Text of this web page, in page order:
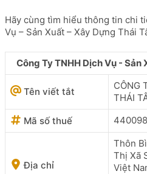
Hãy cùng tìm hiểu thông tin chi
Vụ – Sản Xuất – Xây Dựng Thái
Công Ty TNHH Dịch Vụ -
Tên viết tắt
CÔNG
THÁI
Mã số thuế
Địa chỉ
Thôn
Thị Xã
Việt